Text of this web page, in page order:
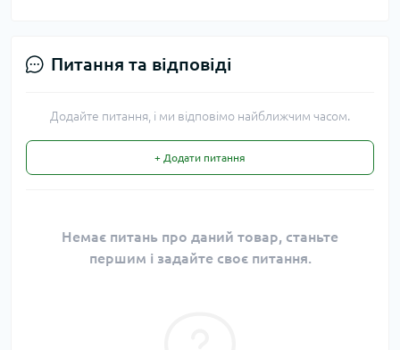
Питання та відповіді
Додайте питання, і ми відповімо найближчим часом.
+ Додати питання
Немає питань про даний товар, станьте
першим і задайте своє питання.